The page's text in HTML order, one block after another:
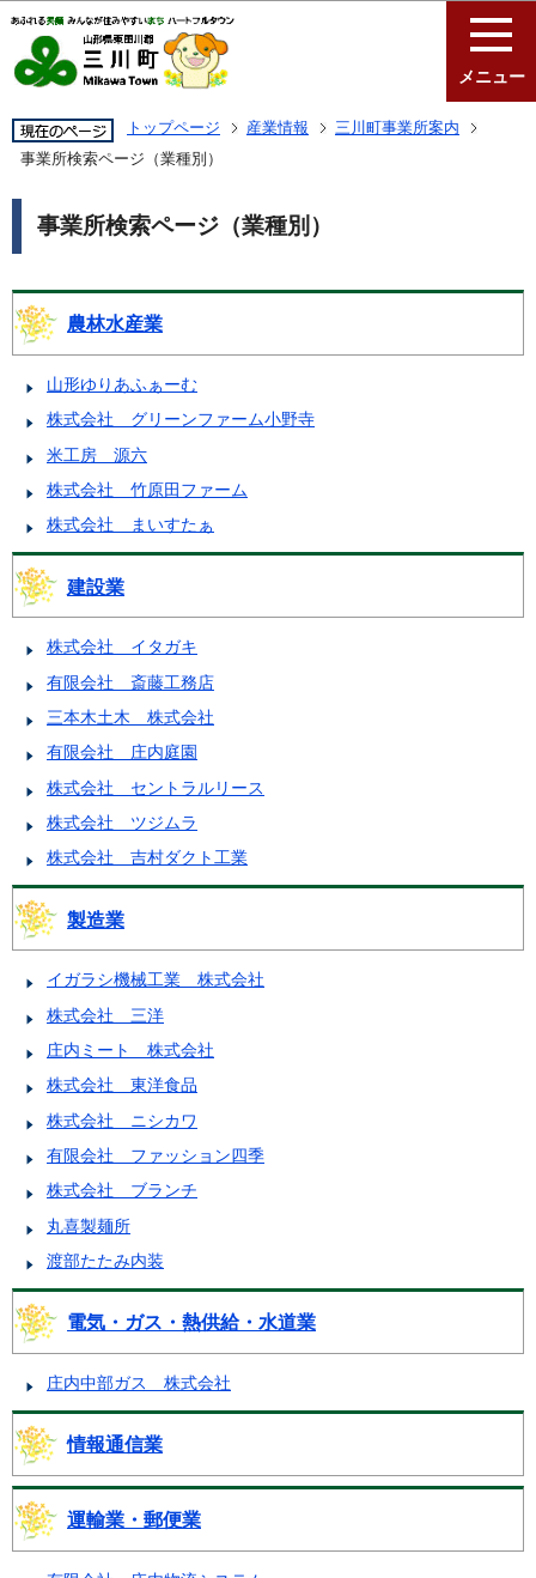
メニュー
トップページ 産業情報
三川町事業所案内
事業所検索ページ（業種別）
事業所検索ページ（業種別）
農林水産業
山形ゆりあふぁーむ
株式会社 グリーンファーム小野寺
米工房 源六
株式会社 竹原田ファーム
株式会社 まいすたぁ
建設業
株式会社 イタガキ
有限会社 斎藤工務店
三本木土木 株式会社
有限会社 庄内庭園
株式会社 セントラルリース
株式会社 ツジムラ
株式会社 吉村ダクト工業
製造業
イガラシ機械工業 株式会社
株式会社 三洋
庄内ミート 株式会社
株式会社 東洋食品
株式会社 ニシカワ
有限会社 ファッション四季
株式会社 ブランチ
丸喜製麺所
渡部たたみ内装
電気・ガス・熱供給・水道業
庄内中部ガス 株式会社
情報通信業
運輸業・郵便業